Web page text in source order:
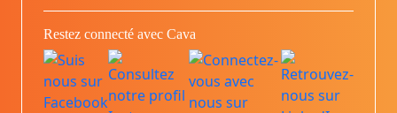
Restez connecté avec Cava